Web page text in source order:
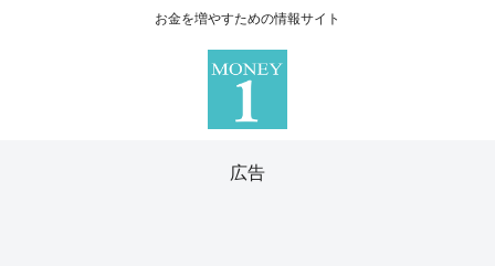
お金を増やすための情報サイト
広告